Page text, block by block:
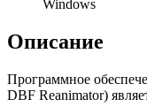
Windows
Описание
Программное
DBF Reanimator)